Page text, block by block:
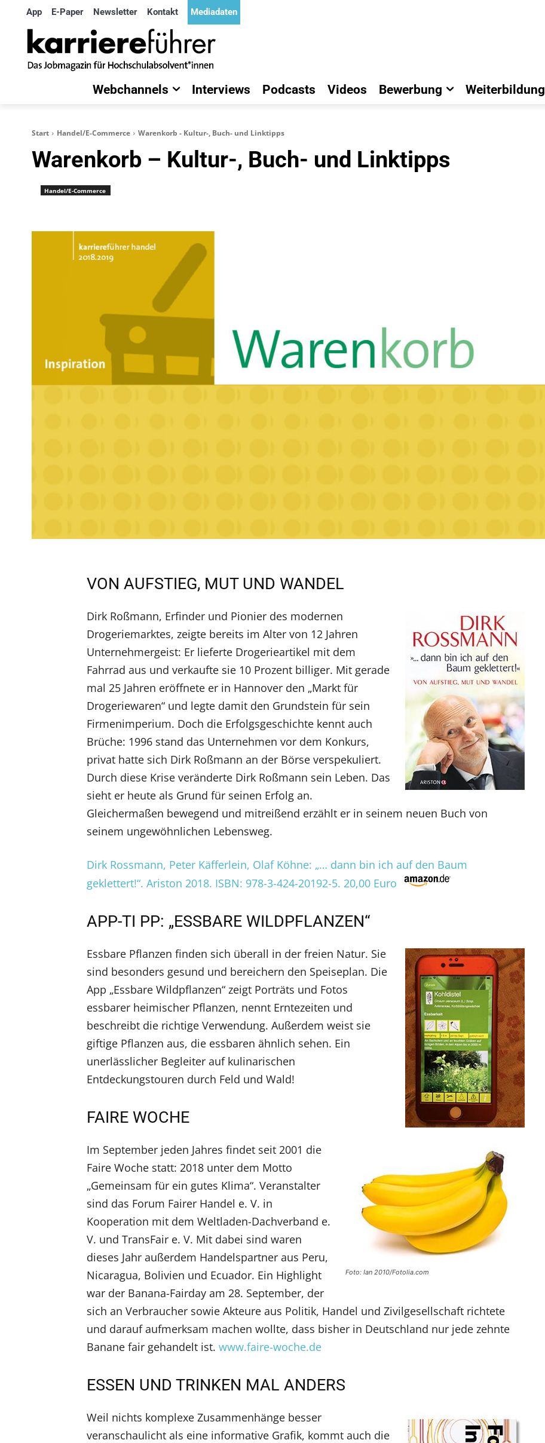
App E-Paper Newsletter Kontakt Mediadaten
Webchannels Interviews Podcasts Videos Bewerbung Weiterbildung
Start Handel/E-Commerce Warenkorb - Kultur-, Buch- und Linktipps
Warenkorb – Kultur-, Buch- und Linktipps
Handel/E-Commerce
VON AUFSTIEG, MUT UND WANDEL
Dirk Roßmann, Erfinder und Pionier des modernen
Drogeriemarktes, zeigte bereits im Alter von 12 Jahren
Unternehmergeist: Er lieferte Drogerieartikel mit dem
Fahrrad aus und verkaufte sie 10 Prozent billiger. Mit gerade
mal 25 Jahren eröffnete er in Hannover den „Markt für
Drogeriewaren“ und legte damit den Grundstein für sein
Firmenimperium. Doch die Erfolgsgeschichte kennt auch
Brüche: 1996 stand das Unternehmen vor dem Konkurs,
privat hatte sich Dirk Roßmann an der Börse verspekuliert.
Durch diese Krise veränderte Dirk Roßmann sein Leben. Das
sieht er heute als Grund für seinen Erfolg an.
Gleichermaßen bewegend und mitreißend erzählt er in seinem neuen Buch von
seinem ungewöhnlichen Lebensweg.
Dirk Rossmann, Peter Käfferlein, Olaf Köhne: „… dann bin ich auf den Baum
geklettert!“. Ariston 2018. ISBN: 978-3-424-20192-5. 20,00 Euro
APP-TI PP: „ESSBARE WILDPFLANZEN“
Essbare Pflanzen finden sich überall in der freien Natur. Sie
sind besonders gesund und bereichern den Speiseplan. Die
App „Essbare Wildpflanzen“ zeigt Porträts und Fotos
essbarer heimischer Pflanzen, nennt Erntezeiten und
beschreibt die richtige Verwendung. Außerdem weist sie
giftige Pflanzen aus, die essbaren ähnlich sehen. Ein
unerlässlicher Begleiter auf kulinarischen
Entdeckungstouren durch Feld und Wald!
FAIRE WOCHE
Foto: Ian 2010/Fotolia.com
Im September jeden Jahres findet seit 2001 die
Faire Woche statt: 2018 unter dem Motto
„Gemeinsam für ein gutes Klima“. Veranstalter
sind das Forum Fairer Handel e. V. in
Kooperation mit dem Weltladen-Dachverband e.
V. und TransFair e. V. Mit dabei sind waren
dieses Jahr außerdem Handelspartner aus Peru,
Nicaragua, Bolivien und Ecuador. Ein Highlight
war der Banana-Fairday am 28. September, der
sich an Verbraucher sowie Akteure aus Politik, Handel und Zivilgesellschaft richtete
und darauf aufmerksam machen wollte, dass bisher in Deutschland nur jede zehnte
Banane fair gehandelt ist. www.faire-woche.de
ESSEN UND TRINKEN MAL ANDERS
Weil nichts komplexe Zusammenhänge besser
veranschaulicht als eine informative Grafik, kommt auch die